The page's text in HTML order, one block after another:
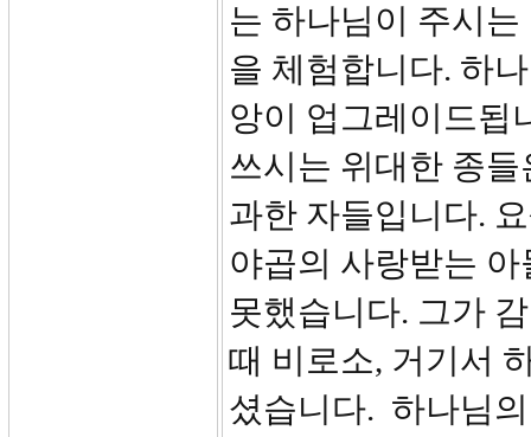
는 하나님이 주시
을 체험합니다. 하
앙이 업그레이드됩
쓰시는 위대한 종
과한 자들입니다.
야곱의 사랑받는
못했습니다. 그가
때 비로소, 거기서
셨습니다. 하나님